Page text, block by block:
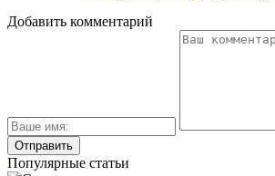
Добавить комментарий
Популярные статьи